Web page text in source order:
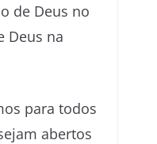
de Deus no
Deus na
para todos
abertos